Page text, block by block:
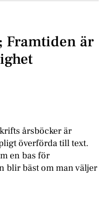
Framtiden är
årsböcker är
överförda till text.
en bas för
blir bäst om man väljer